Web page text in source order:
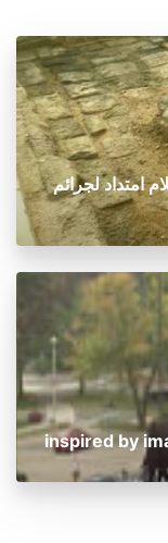
امتداد لجرائم
inspired by